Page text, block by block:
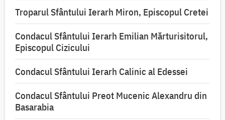
Troparul Sfântului Ierarh Miron, Episcopul Cretei
Condacul Sfântului Ierarh Emilian Mărturisitorul,
Episcopul Cizicului
Condacul Sfântului Ierarh Calinic al Edessei
Condacul Sfântului Preot Mucenic Alexandru din
Basarabia